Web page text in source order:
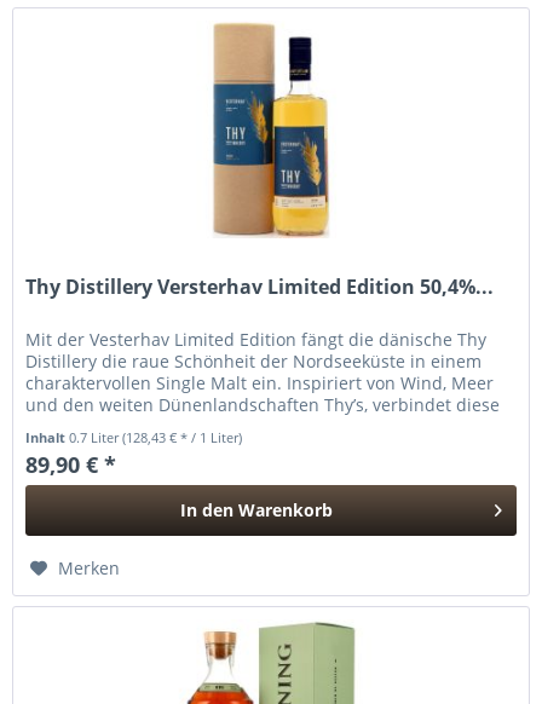
Thy Distillery Versterhav Limited Edition 50,4%...
Mit der Vesterhav Limited Edition fängt die dänische Thy
Distillery die raue Schönheit der Nordseeküste in einem
charaktervollen Single Malt ein. Inspiriert von Wind, Meer
und den weiten Dünenlandschaften Thy’s, verbindet diese
Inhalt0.7 Liter(128,43 € * / 1 Liter)
89,90 € *
In den Warenkorb
Merken